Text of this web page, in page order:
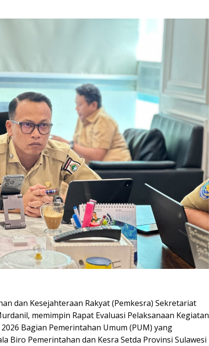
dan Kesejahteraan Rakyat (Pemkesra) Sekretariat
memimpin Rapat Evaluasi Pelaksanaan Kegiatan
Bagian Pemerintahan Umum (PUM) yang
Biro Pemerintahan dan Kesra Setda Provinsi Sulawesi